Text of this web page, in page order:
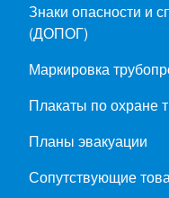
Знаки опасности и
(ДОПОГ)
Маркировка
Плакаты по охране
Планы эвакуации
Сопутствующие